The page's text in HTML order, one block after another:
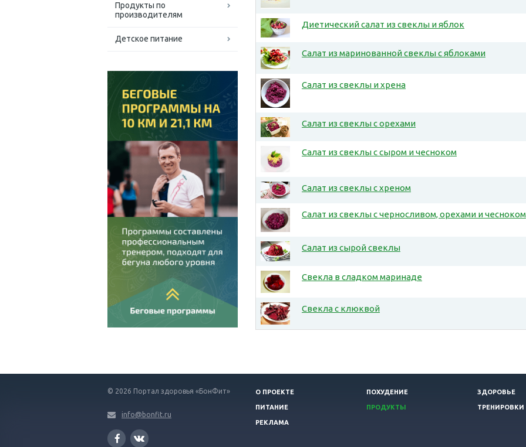
Продукты по
производителям
Детское питание
Диетический салат из свеклы и яблок
Салат из маринованной свеклы с яблоками
Салат из свеклы и хрена
Салат из свеклы с орехами
Салат из свеклы с сыром и чесноком
Салат из свеклы с хреном
Салат из свеклы с черносливом, орехами и чесноком
Салат из сырой свеклы
Свекла в сладком маринаде
Свекла с клюквой
© 2026 Портал здоровья «БонФит»
info@bonfit.ru
О ПРОЕКТЕ ПОХУДЕНИЕ ЗДОРОВЬЕ
ПИТАНИЕ ПРОДУКТЫ ТРЕНИРОВКИ
РЕКЛАМА